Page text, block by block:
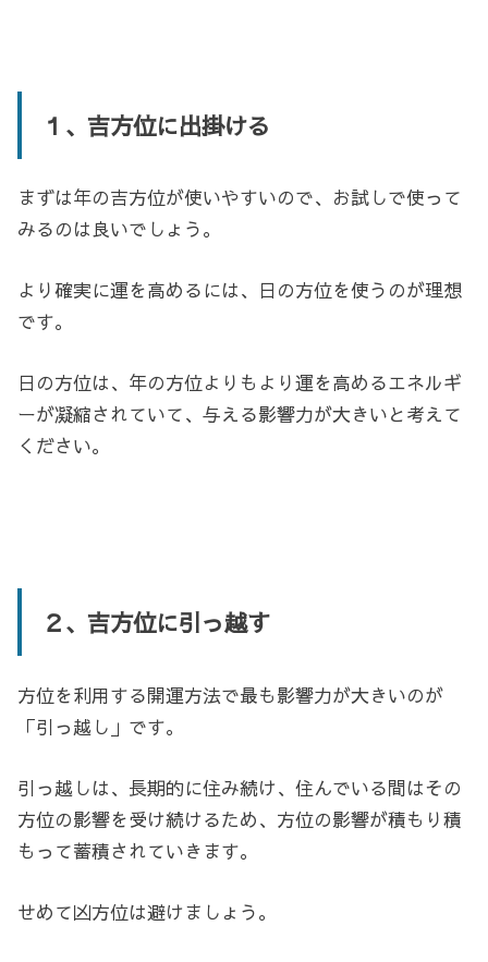
１、吉方位に出掛ける
まずは年の吉方位が使いやすいので、お試しで使って
みるのは良いでしょう。
より確実に運を高めるには、日の方位を使うのが理想
です。
日の方位は、年の方位よりもより運を高めるエネルギ
ーが凝縮されていて、与える影響力が大きいと考えて
ください。
２、吉方位に引っ越す
方位を利用する開運方法で最も影響力が大きいのが
「引っ越し」です。
引っ越しは、長期的に住み続け、住んでいる間はその
方位の影響を受け続けるため、方位の影響が積もり積
もって蓄積されていきます。
せめて凶方位は避けましょう。